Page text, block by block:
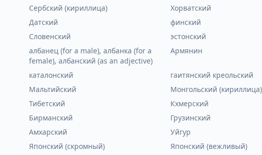
Сербский (кириллица) Хорватский
Датский финский
Словенский эстонский
албанец (for a male), албанка (for a
female), албанский (as an adjective)
Армянин
каталонский гаитянский креольский
Мальтийский Монгольский (кириллица)
Тибетский Кхмерский
Бирманский Грузинский
Амхарский Уйгур
Японский (скромный) Японский (вежливый)